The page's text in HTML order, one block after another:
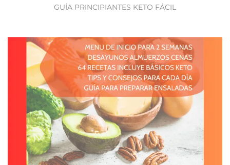
GUÍA PRINCIPIANTES KETO FÁCIL